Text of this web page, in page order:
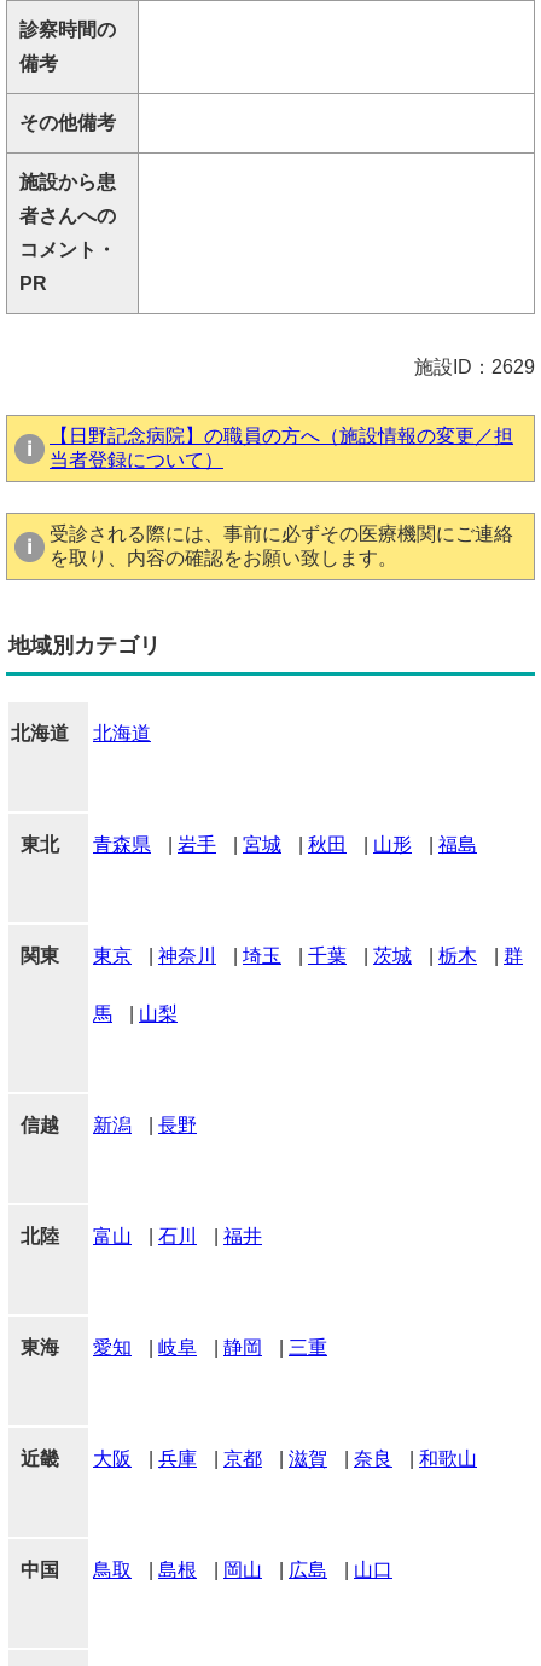
診察時間の
備考
その他備考
施設から患
者さんへの
コメント・
PR
施設ID：2629
【日野記念病院】の職員の方へ（施設情報の変更／担
当者登録について）
受診される際には、事前に必ずその医療機関にご連絡
を取り、内容の確認をお願い致します。
地域別カテゴリ
北海道 北海道
東北 青森県 岩手 宮城 秋田 山形 福島
関東 東京 神奈川 埼玉 千葉 茨城 栃木 群
馬 山梨
信越 新潟 長野
北陸 富山 石川 福井
東海 愛知 岐阜 静岡 三重
近畿 大阪 兵庫 京都 滋賀 奈良 和歌山
中国 鳥取 島根 岡山 広島 山口